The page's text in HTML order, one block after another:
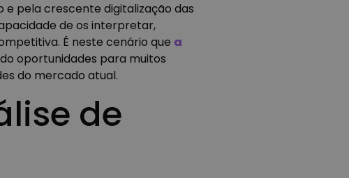
e pela crescente digitalização das
de os interpretar,
É neste cenário que a
oportunidades para muitos
do mercado atual.
de